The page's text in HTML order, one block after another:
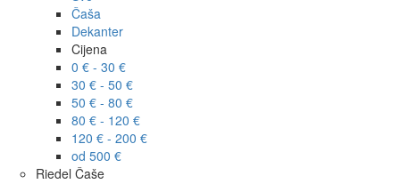
Čaša
Dekanter
Cijena
0 € - 30 €
30 € - 50 €
50 € - 80 €
80 € - 120 €
120 € - 200 €
od 500 €
Riedel Čaše